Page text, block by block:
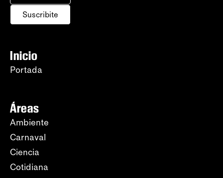
Suscribite
Inicio
Portada
Áreas
Ambiente
Carnaval
Ciencia
Cotidiana